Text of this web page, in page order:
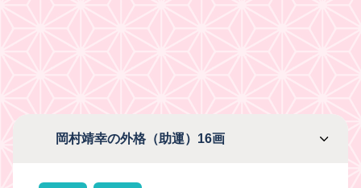
岡村靖幸の外格（助運）16画